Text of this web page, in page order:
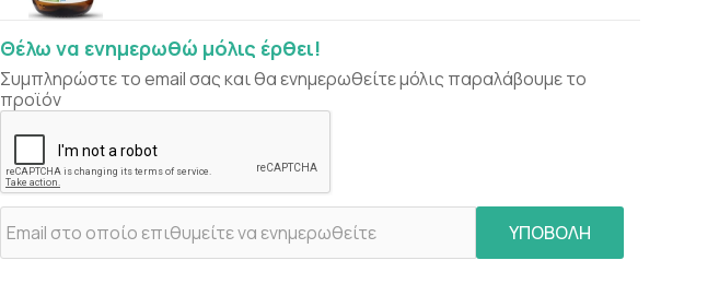
Θέλω να ενημερωθώ μόλις έρθει!
Συμπληρώστε το email σας και θα ενημερωθείτε μόλις παραλάβουμε το
προϊόν
ΥΠΟΒΟΛΗ